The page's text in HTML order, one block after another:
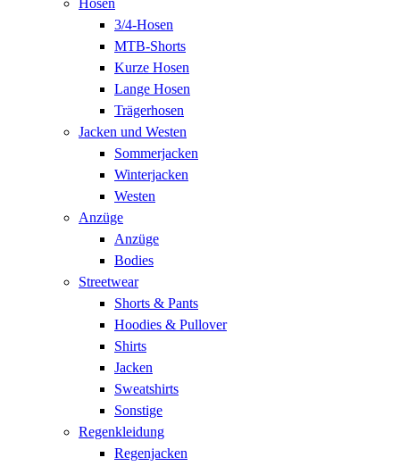
3/4-Hosen
MTB-Shorts
Kurze Hosen
Lange Hosen
Trägerhosen
Jacken und Westen
Sommerjacken
Winterjacken
Westen
Anzüge
Anzüge
Bodies
Streetwear
Shorts & Pants
Hoodies & Pullover
Shirts
Jacken
Sweatshirts
Sonstige
Regenkleidung
Regenjacken